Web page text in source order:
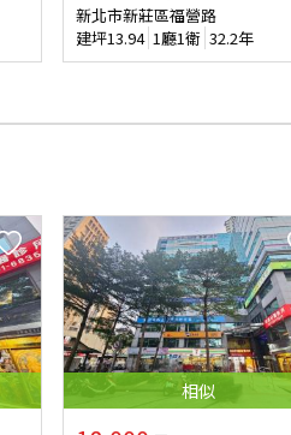
新北市新莊區福營路
建坪13.94 1廳1衛 32.2年
相似